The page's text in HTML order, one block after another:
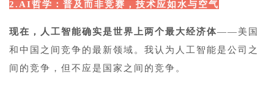
2.AI哲学：普及而非竞赛，技术应如水与空气
现在，人工智能确实是世界上两个最大经济体——美国
和中国之间竞争的最新领域。我认为人工智能是公司之
间的竞争，但不应是国家之间的竞争。